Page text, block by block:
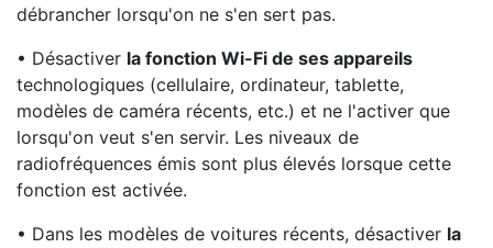
débrancher lorsqu'on ne s'en sert pas.
• Désactiver la fonction Wi-Fi de ses appareils
technologiques (cellulaire, ordinateur, tablette,
modèles de caméra récents, etc.) et ne l'activer que
lorsqu'on veut s'en servir. Les niveaux de
radiofréquences émis sont plus élevés lorsque cette
fonction est activée.
• Dans les modèles de voitures récents, désactiver la